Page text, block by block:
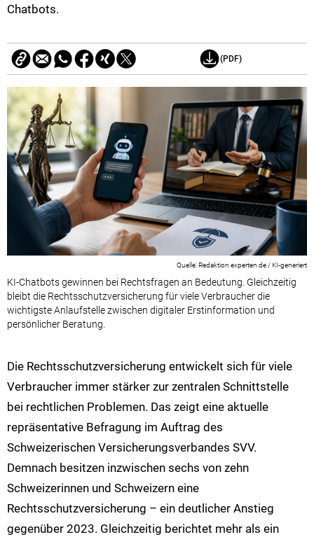
Chatbots.
(PDF)
KI-Chatbots gewinnen bei Rechtsfragen an Bedeutung. Gleichzeitig
bleibt die Rechtsschutzversicherung für viele Verbraucher die
wichtigste Anlaufstelle zwischen digitaler Erstinformation und
persönlicher Beratung.
Redaktion experten.de / KI-generiert
Die Rechtsschutzversicherung entwickelt sich für viele
Verbraucher immer stärker zur zentralen Schnittstelle
bei rechtlichen Problemen. Das zeigt eine aktuelle
repräsentative Befragung im Auftrag des
Schweizerischen Versicherungsverbandes SVV.
Demnach besitzen inzwischen sechs von zehn
Schweizerinnen und Schweizern eine
Rechtsschutzversicherung – ein deutlicher Anstieg
gegenüber 2023. Gleichzeitig berichtet mehr als ein